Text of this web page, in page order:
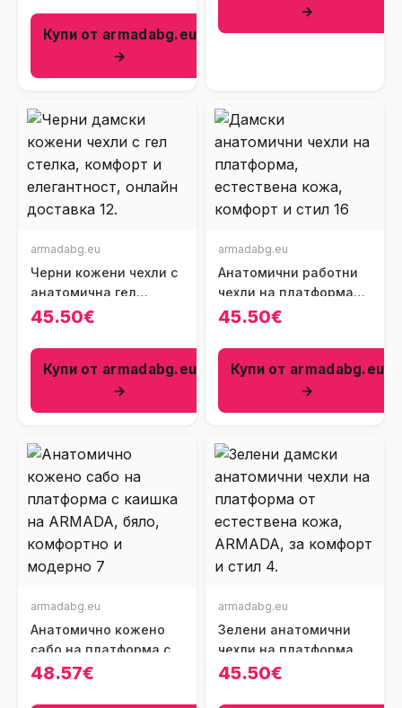
Купи от armadabg.eu
→
→
armadabg.eu
Черни кожени чехли с
анатомична гел
стелка
45.50€
Купи от armadabg.eu
→
armadabg.eu
Анатомични работни
чехли на платформа
от естествена кожа
45.50€
Купи от armadabg.eu
→
armadabg.eu
Анатомично кожено
сабо на платформа с
каишка
48.57€
armadabg.eu
Зелени анатомични
чехли на платформа
от естествена кожа
45.50€